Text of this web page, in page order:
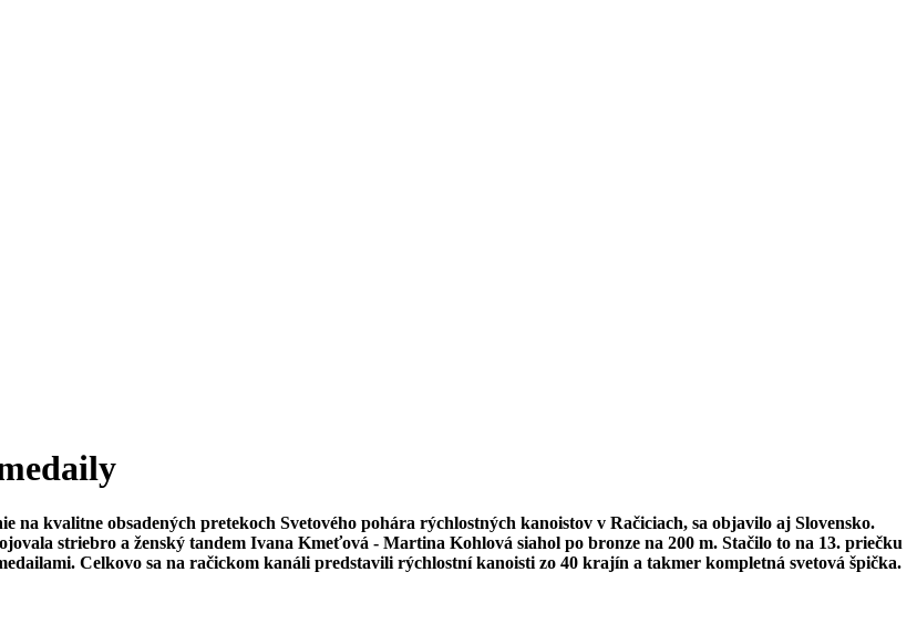
na kvalitne obsadených pretekoch Svetového pohára rýchlostných kanoistov v Račiciach, sa objavilo aj Slovensko.
striebro a ženský tandem Ivana Kmeťová - Martina Kohlová siahol po bronze na 200 m. Stačilo to na 13. priečku
Celkovo sa na račickom kanáli predstavili rýchlostní kanoisti zo 40 krajín a takmer kompletná svetová špička.